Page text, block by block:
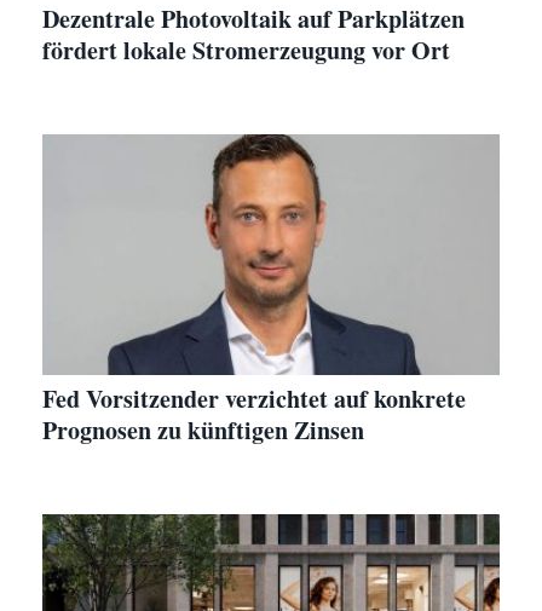
Dezentrale Photovoltaik auf Parkplätzen
fördert lokale Stromerzeugung vor Ort
Fed Vorsitzender verzichtet auf konkrete
Prognosen zu künftigen Zinsen